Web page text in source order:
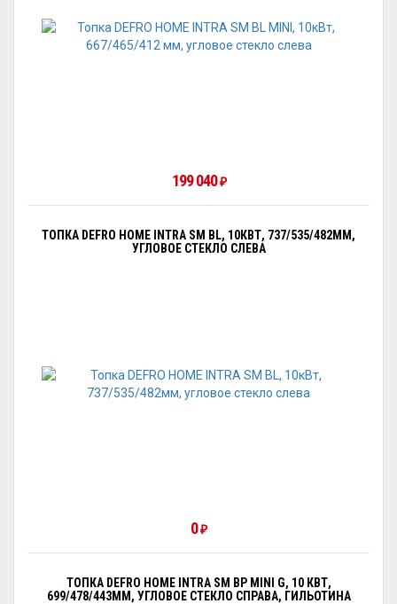
199 040₽
ТОПКА DEFRO HOME INTRA SM BL, 10КВТ, 737/535/482ММ,
УГЛОВОЕ СТЕКЛО СЛЕВА
0₽
ТОПКА DEFRO HOME INTRA SM BP MINI G, 10 КВТ,
699/478/443ММ, УГЛОВОЕ СТЕКЛО СПРАВА, ГИЛЬОТИНА